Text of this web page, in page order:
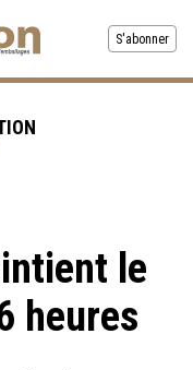
S'abonner
le
heures